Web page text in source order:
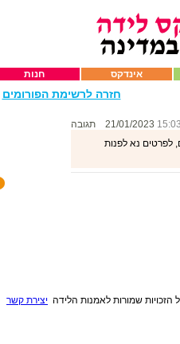
חנות אינדקס
חזרה לרשימת הפורומים
15:03
תגובה
לפרטים נא לפנות
הזכויות שמורות לאמנות הלידה יצירת קשר